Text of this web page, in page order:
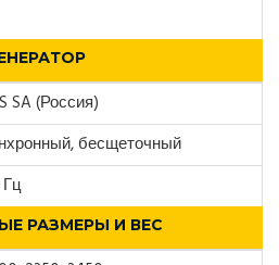
SA (Россия)
бесщеточный
РАЗМЕРЫ И ВЕС